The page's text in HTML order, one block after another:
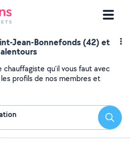
Jean-Bonnefonds (42) et
alentours
chauffagiste qu'il vous faut avec
les profils de nos membres et